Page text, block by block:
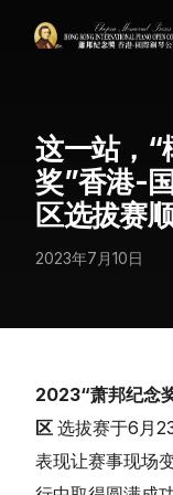
这一站，“
奖”香港-
区选拔赛
2023年7月10日
2023“萧邦纪念
区选拔赛于6月
表现让赛事现场